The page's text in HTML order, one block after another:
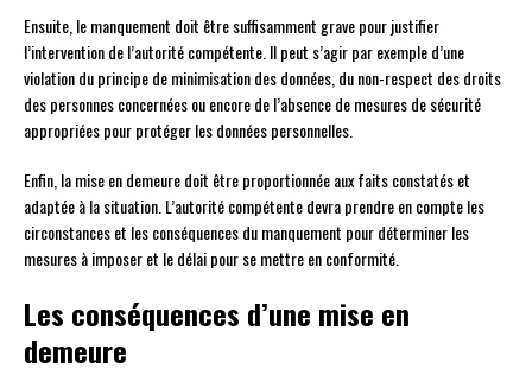
Ensuite, le manquement doit être suffisamment grave pour justifier
l’intervention de l’autorité compétente. Il peut s’agir par exemple d’une
violation du principe de minimisation des données, du non-respect des droits
des personnes concernées ou encore de l’absence de mesures de sécurité
appropriées pour protéger les données personnelles.
Enfin, la mise en demeure doit être proportionnée aux faits constatés et
adaptée à la situation. L’autorité compétente devra prendre en compte les
circonstances et les conséquences du manquement pour déterminer les
mesures à imposer et le délai pour se mettre en conformité.
Les conséquences d’une mise en
demeure